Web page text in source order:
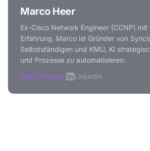
Marco Heer
Ex-Cisco Network Engineer (CCNP) mit
Erfahrung. Marco ist Gründer von
Selbstständigen und KMU, KI
und Prozesse zu automatisieren.
Mehr erfahren
LinkedIn